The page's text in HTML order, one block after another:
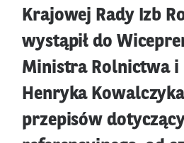
Krajowej Rady Izb
wystąpił do
Ministra Rolnictwa i
Henryka
przepisów